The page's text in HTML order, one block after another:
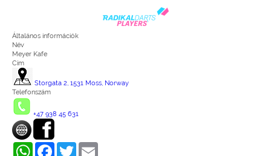
Általános információk
Név
Meyer Kafe
Cím
Storgata 2, 1531 Moss, Norway
Telefonszám
+47 938 45 631
WhatsAppFacebookTwitter